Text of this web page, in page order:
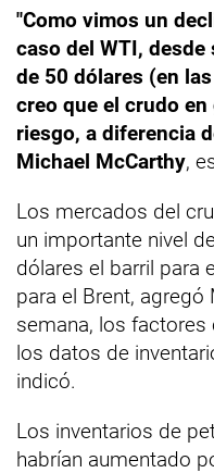
"Como vimos un
caso del WTI,
de 50 dólares (en
creo que el crudo
riesgo, a diferencia
Michael McCarthy,
Los mercados del
un importante nivel
dólares el barril para
para el Brent, agregó
semana, los factores
los datos de
indicó.
Los inventarios de
habrían aumentado